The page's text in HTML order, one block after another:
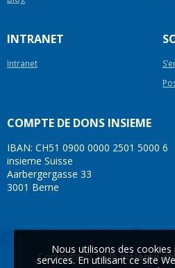
INTRANET
Intranet
COMPTE DE DONS INSIEME
IBAN: CH51 0900 0000 2501 5000 6
insieme Suisse
Aarbergergasse 33
3001 Berne
Copyright © 2026insieme.ch
Nous utilisons des
services. En utilisant ce site